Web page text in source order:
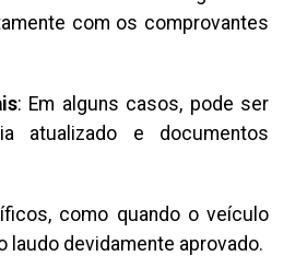
com os comprovantes
: Em alguns casos, pode ser
atualizado e documentos
como quando o veículo
laudo devidamente aprovado.